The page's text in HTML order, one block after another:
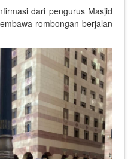
dari pengurus Masjid
rombongan berjalan